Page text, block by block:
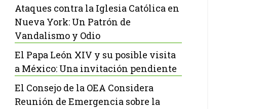
Ataques contra la Iglesia Católica en
Nueva York: Un Patrón de
Vandalismo y Odio
El Papa León XIV y su posible visita
a México: Una invitación pendiente
El Consejo de la OEA Considera
Reunión de Emergencia sobre la